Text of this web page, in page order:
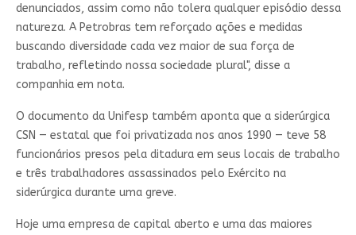
denunciados, assim como não tolera qualquer episódio dessa
natureza. A Petrobras tem reforçado ações e medidas
buscando diversidade cada vez maior de sua força de
trabalho, refletindo nossa sociedade plural", disse a
companhia em nota.
O documento da Unifesp também aponta que a siderúrgica
CSN — estatal que foi privatizada nos anos 1990 — teve 58
funcionários presos pela ditadura em seus locais de trabalho
e três trabalhadores assassinados pelo Exército na
siderúrgica durante uma greve.
Hoje uma empresa de capital aberto e uma das maiores